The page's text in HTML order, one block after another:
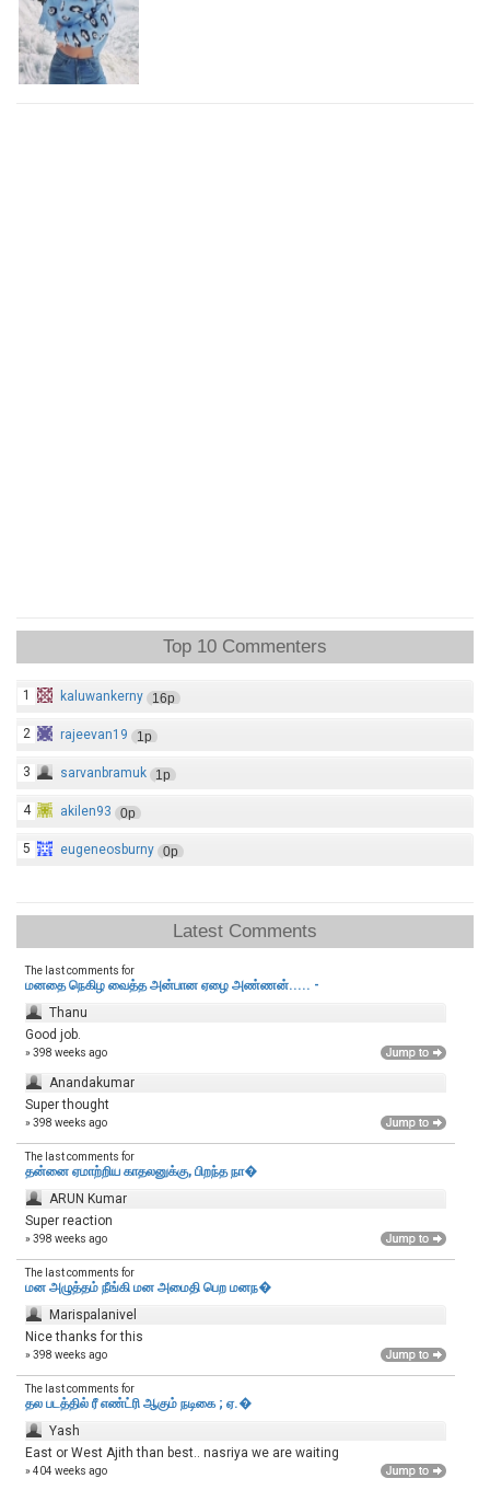
Top 10 Commenters
1 kaluwankerny 16p
2 rajeevan19 1p
3 sarvanbramuk 1p
4 akilen93 0p
5 eugeneosburny 0p
Latest Comments
The last comments for
மனதை நெகிழ வைத்த அன்பான ஏழை அண்ணன்..... -
Thanu
Good job.
» 398 weeks ago
Anandakumar
Super thought
» 398 weeks ago
The last comments for
தன்னை ஏமாற்றிய காதலனுக்கு, பிறந்த நா�
ARUN Kumar
Super reaction
» 398 weeks ago
The last comments for
மன அழுத்தம் நீங்கி மன அமைதி பெற‌ மனந�
Marispalanivel
Nice thanks for this
» 398 weeks ago
The last comments for
தல படத்தில் ரீ எண்ட்ரி ஆகும் நடிகை ; ஏ.�
Yash
East or West Ajith than best.. nasriya we are waiting
» 404 weeks ago